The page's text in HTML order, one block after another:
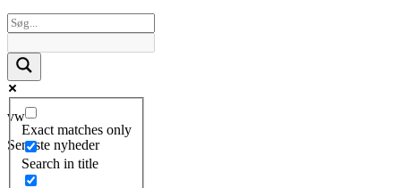
Exact matches only
Search in title
vw
Seneste nyheder